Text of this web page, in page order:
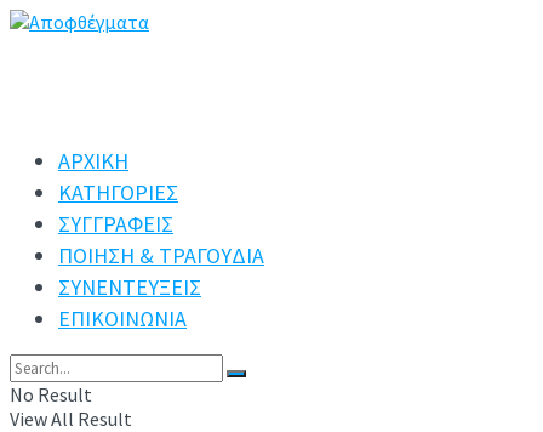
ΑΡΧΙΚΗ
ΚΑΤΗΓΟΡΙΕΣ
ΣΥΓΓΡΑΦΕΙΣ
ΠΟΙΗΣΗ & ΤΡΑΓΟΥΔΙΑ
ΣΥΝΕΝΤΕΥΞΕΙΣ
ΕΠΙΚΟΙΝΩΝΙΑ
No Result
View All Result